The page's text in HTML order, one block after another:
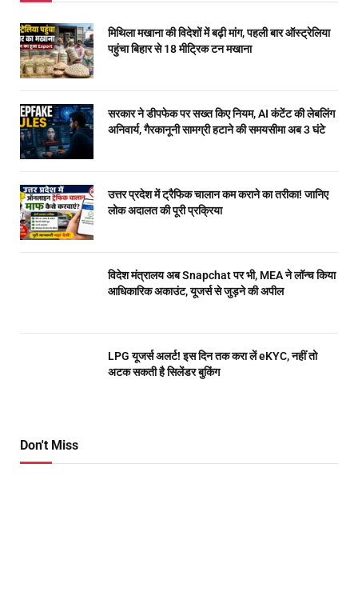
मिथिला मखाना की विदेशों में बढ़ी मांग, पहली बार ऑस्ट्रेलिया
पहुंचा बिहार से 18 मीट्रिक टन मखाना
सरकार ने डीपफेक पर सख्त किए नियम, AI कंटेंट की लेबलिंग
अनिवार्य, गैरकानूनी सामग्री हटाने की समयसीमा अब 3 घंटे
उत्तर प्रदेश में ट्रैफिक चालान कम कराने का तरीका! जानिए
लोक अदालत की पूरी प्रक्रिया
विदेश मंत्रालय अब Snapchat पर भी, MEA ने लॉन्च किया
आधिकारिक अकाउंट, यूजर्स से जुड़ने की अपील
LPG यूजर्स अलर्ट! इस दिन तक करा लें eKYC, नहीं तो
अटक सकती है सिलेंडर बुकिंग
Don't Miss